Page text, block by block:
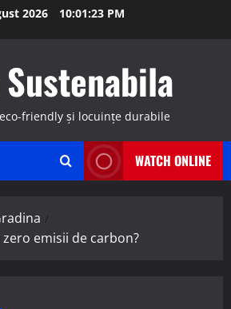
2026 10:01:24 PM
Sustenabila
friendly și locuințe durabile
WATCH ONLINE
zero emisii de carbon?